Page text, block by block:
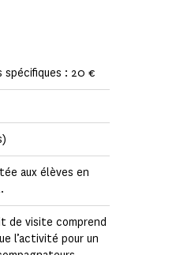
spécifiques : 20 €
aux élèves en
de visite comprend
l’activité pour un